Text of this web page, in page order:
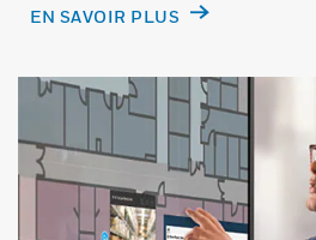
EN SAVOIR PLUS